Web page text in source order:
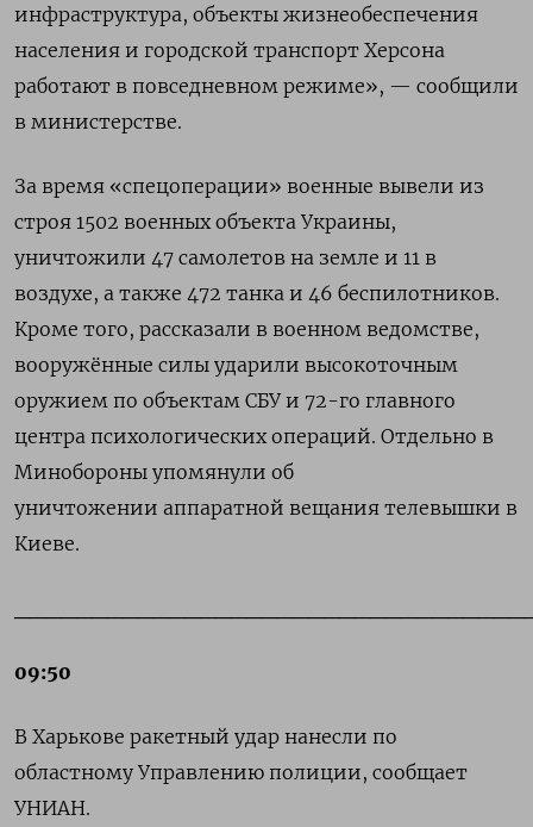
инфраструктура, объекты жизнеобеспечения
населения и городской транспорт Херсона
работают в повседневном режиме», — сообщили
в министерстве.
За время «спецоперации» военные вывели из
строя 1502 военных объекта Украины,
уничтожили 47 самолетов на земле и 11 в
воздухе, а также 472 танка и 46 беспилотников.
Кроме того, рассказали в военном ведомстве,
вооружённые силы ударили высокоточным
оружием по объектам СБУ и 72-го главного
центра психологических операций. Отдельно в
Минобороны упомянули об
уничтожении аппаратной вещания телевышки в
Киеве.
09:50
В Харькове ракетный удар нанесли по
областному Управлению полиции, сообщает
УНИАН.